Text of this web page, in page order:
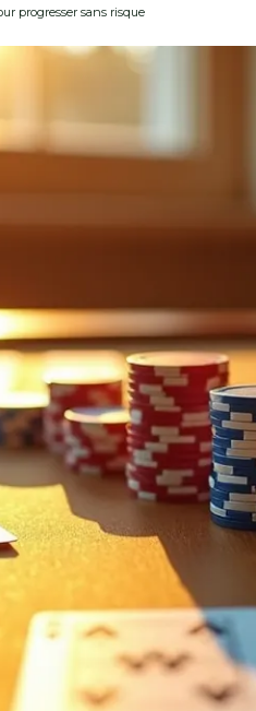
progresser sans risque